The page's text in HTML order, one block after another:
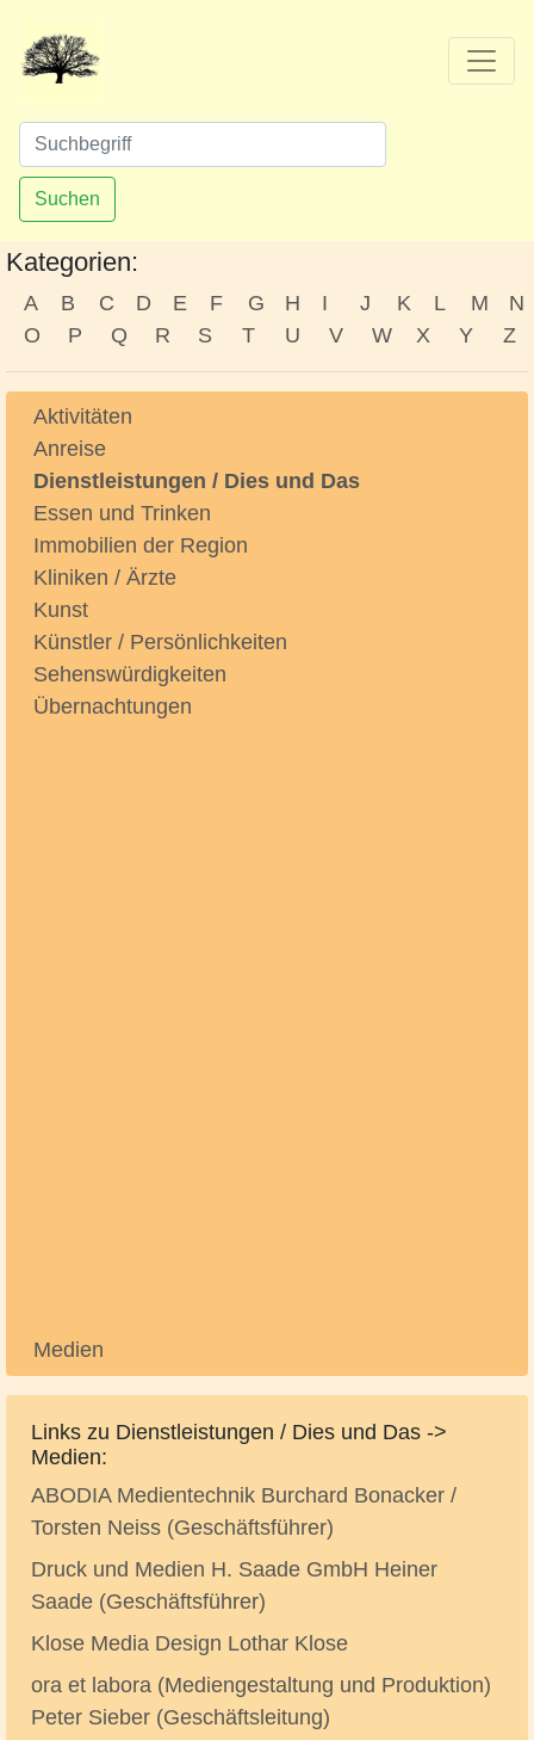
Suchen
Kategorien:
A B C D E F G H I J K L M
N
O
P Q R S T U V W X Y Z
Aktivitäten
Anreise
Dienstleistungen / Dies und Das
Essen und Trinken
Immobilien der Region
Kliniken / Ärzte
Kunst
Künstler / Persönlichkeiten
Sehenswürdigkeiten
Übernachtungen
Medien
Links zu Dienstleistungen / Dies und Das ->
Medien:
ABODIA Medientechnik Burchard Bonacker /
Torsten Neiss (Geschäftsführer)
Druck und Medien H. Saade GmbH Heiner
Saade (Geschäftsführer)
Klose Media Design Lothar Klose
ora et labora (Mediengestaltung und Produktion)
Peter Sieber (Geschäftsleitung)